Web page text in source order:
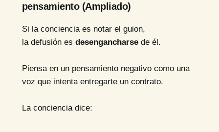
pensamiento (Ampliado)
Si la conciencia es notar el guion,
la defusión es desengancharsede él.
Piensa en un pensamiento negativo como una
voz que intenta entregarte un contrato.
La conciencia dice: